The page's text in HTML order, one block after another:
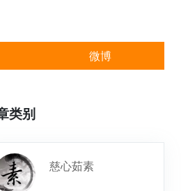
微博
类别
慈心茹素